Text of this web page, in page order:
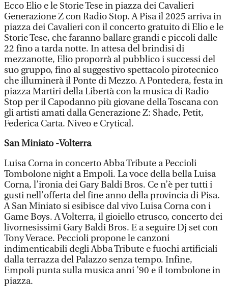
Ecco Elio e le Storie Tese in piazza dei Cavalieri
Generazione Z con Radio Stop. A Pisa il 2025 arriva in
piazza dei Cavalieri con il concerto gratuito di Elio e le
Storie Tese, che faranno ballare grandi e piccoli dalle
22 fino a tarda notte. In attesa del brindisi di
mezzanotte, Elio proporrà al pubblico i successi del
suo gruppo, fino al suggestivo spettacolo pirotecnico
che illuminerà il Ponte di Mezzo. A Pontedera, festa in
piazza Martiri della Libertà con la musica di Radio
Stop per il Capodanno più giovane della Toscana con
gli artisti amati dalla Generazione Z: Shade, Petit,
Federica Carta. Niveo e Crytical.
San Miniato -Volterra
Luisa Corna in concerto Abba Tribute a Peccioli
Tombolone night a Empoli. La voce della bella Luisa
Corna, l’ironia dei Gary Baldi Bros. Ce n’è per tutti i
gusti nell’offerta del fine anno della provincia di Pisa.
A San Miniato si esibisce dal vivo Luisa Corna con i
Game Boys. A Volterra, il gioiello etrusco, concerto dei
livornesissimi Gary Baldi Bros. E a seguire Dj set con
Tony Verace. Peccioli propone le canzoni
indimenticabili degli Abba Tribute e fuochi artificiali
dalla terrazza del Palazzo senza tempo. Infine,
Empoli punta sulla musica anni ’90 e il tombolone in
piazza.